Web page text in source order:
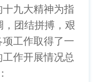
九大精神为指
，团结拼搏，艰
工作取得了一
作开展情况总